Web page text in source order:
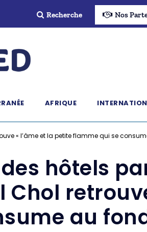
Recherche Nos
AFRIQUE
« l’âme et la petite flamme qui se
des hôtels
au